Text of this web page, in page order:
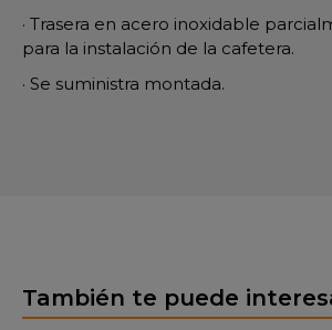
· Trasera en acero inoxidable
para la instalación de la cafetera.
· Se suministra montada.
También te puede